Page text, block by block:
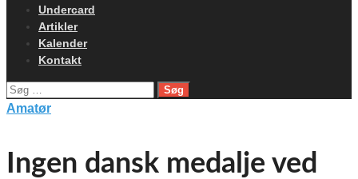
Undercard
Artikler
Kalender
Kontakt
Søg
efter:
Amatør
Ingen dansk medalje ved